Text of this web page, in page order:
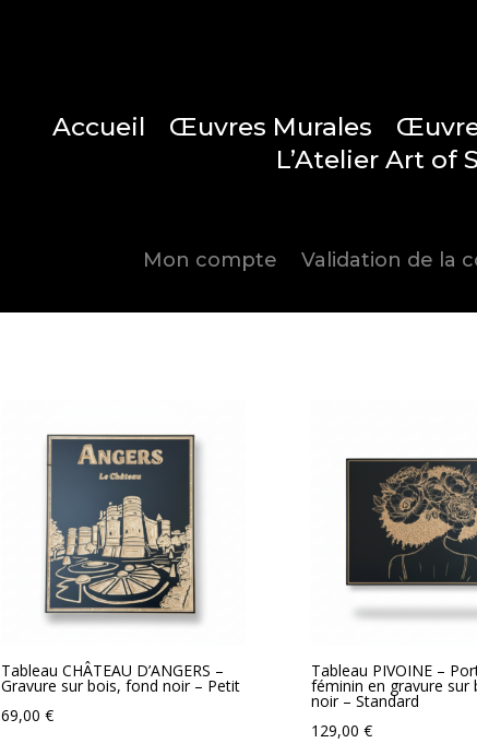
Accueil Œuvres Murales
L’Atelier Art of
Mon compte Validation de la
Tableau CHÂTEAU D’ANGERS –
Gravure sur bois, fond noir – Petit
69,00 €
Tableau PIVOINE –
féminin en gravure sur
noir – Standard
129,00 €